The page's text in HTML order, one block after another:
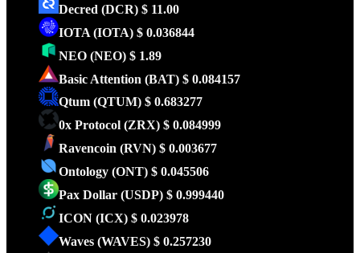
Decred (DCR) $ 11.00
IOTA (IOTA) $ 0.036844
NEO (NEO) $ 1.89
Basic Attention (BAT) $ 0.084157
Qtum (QTUM) $ 0.683277
0x Protocol (ZRX) $ 0.084999
Ravencoin (RVN) $ 0.003677
Ontology (ONT) $ 0.045506
Pax Dollar (USDP) $ 0.999440
ICON (ICX) $ 0.023978
Waves (WAVES) $ 0.257230